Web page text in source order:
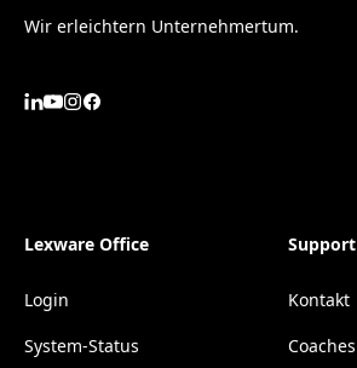
Wir erleichtern Unternehmertum.
Lexware Office
Login
System-Status
Support
Kontakt
Coaches